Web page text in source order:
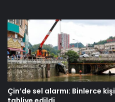
Çin’de sel alarmı: Binlerce kişi